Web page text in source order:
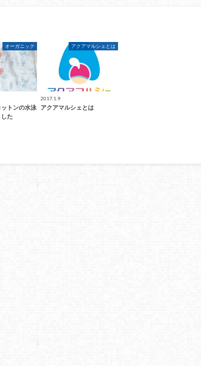
オーガニック
トンの水泳
た
アクアマルシェとは
2017.1.9
アクアマルシェとは